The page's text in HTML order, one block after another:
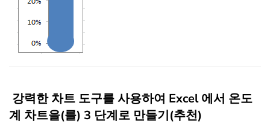
강력한 차트 도구를 사용하여 Excel 에서 온도
계 차트을(를) 3 단계로 만들기(추천)